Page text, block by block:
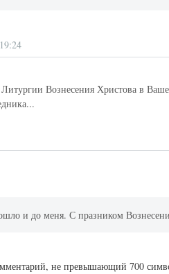
Вознесения Христова в
и до меня. С празником
не превышающий 700